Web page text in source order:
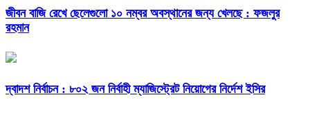
জীবন বাজি রেখে ছেলেগুলো ১০ নম্বর অবস্থানের জন্য খেলছে : ফজলুর
রহমান
দ্বাদশ নির্বাচন : ৮০২ জন নির্বাহী ম্যাজিস্ট্রেট নিয়োগের নির্দেশ ইসির